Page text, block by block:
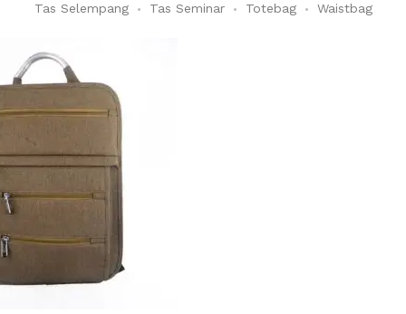
Tas Selempang
Tas Seminar Totebag Waistbag